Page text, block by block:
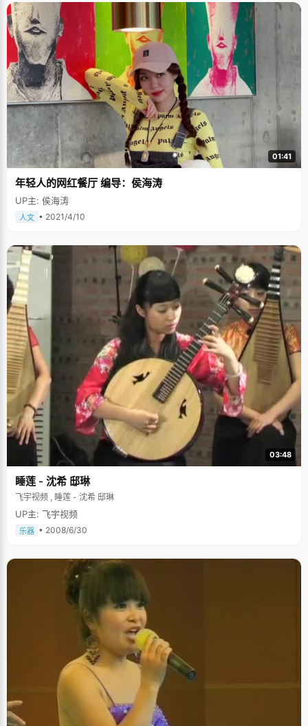
01:41
年轻人的网红餐厅 编导：侯海涛
UP主: 侯海涛
人文 • 2021/4/10
03:48
睡莲 - 沈希 邸琳
飞宇视频 , 睡莲 - 沈希 邸琳
UP主: 飞宇视频
乐器 • 2008/6/30